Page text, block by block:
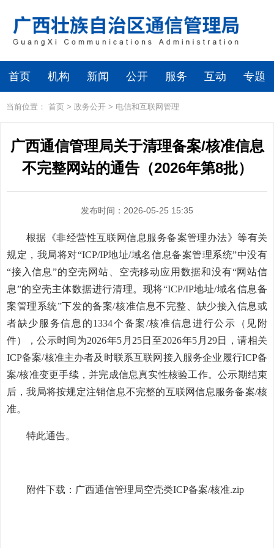
首页 机构 新闻 公开 服务 互动 专题
当前位置： 首页 > 政务公开 > 电信和互联网管理
广西通信管理局关于清理备案/核准信息
不完整网站的通告（2026年第8批）
发布时间：2026-05-25 15:35
根据《非经营性互联网信息服务备案管理办法》等有关
规定，我局将对“ICP/IP地址/域名信息备案管理系统”中没有
“接入信息”的空壳网站、空壳移动应用数据和没有“网站信
息”的空壳主体数据进行清理。现将“ICP/IP地址/域名信息备
案管理系统”下发的备案/核准信息不完整、缺少接入信息或
者缺少服务信息的1334个备案/核准信息进行公示（见附
件），公示时间为2026年5月25日至2026年5月29日，请相关
ICP备案/核准主办者及时联系互联网接入服务企业履行ICP备
案/核准变更手续，并完成信息真实性核验工作。公示期结束
后，我局将按规定注销信息不完整的互联网信息服务备案/核
准。
特此通告。
附件下载： 广西通信管理局空壳类ICP备案/核准.zip